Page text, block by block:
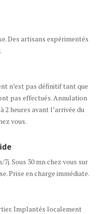
Des artisans expérimentés
n’est pas définitif tant que
pas effectués. Annulation
2 heures avant l’arrivée du
vous.
Sous 30 mn chez vous sur
Prise en charge immédiate.
Implantés localement